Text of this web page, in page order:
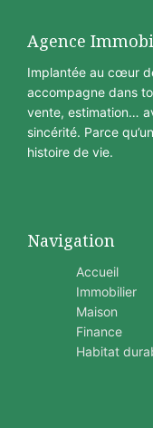
Agence
Implantée au cœur
accompagne dans
vente, estimation…
sincérité. Parce
histoire de vie.
Navigation
Accueil
Immobilier
Maison
Finance
Habitat